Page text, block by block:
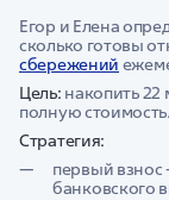
Егор и Елена
сколько готовы
сбережений
Цель: накопить 22
полную стоимость.
Стратегия:
первый взнос
банковского